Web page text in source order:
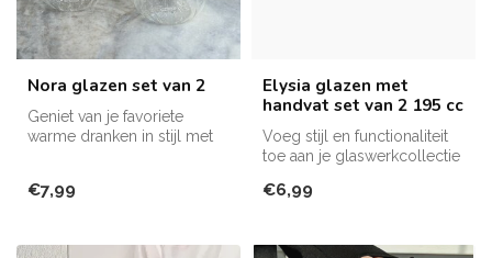
Nora glazen set van 2
Geniet van je favoriete
warme dranken in stijl met
€7,99
Elysia glazen met
handvat set van 2 195 cc
Voeg stijl en functionaliteit
toe aan je glaswerkcollectie
€6,99